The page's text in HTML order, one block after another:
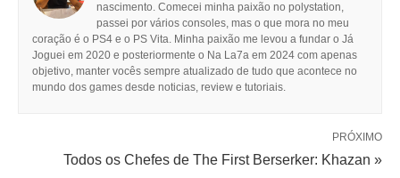
nascimento. Comecei minha paixão no polystation,
passei por vários consoles, mas o que mora no meu
coração é o PS4 e o PS Vita. Minha paixão me levou a fundar o Já
Joguei em 2020 e posteriormente o Na La7a em 2024 com apenas
objetivo, manter vocês sempre atualizado de tudo que acontece no
mundo dos games desde noticias, review e tutoriais.
PRÓXIMO
Todos os Chefes de The First Berserker: Khazan »